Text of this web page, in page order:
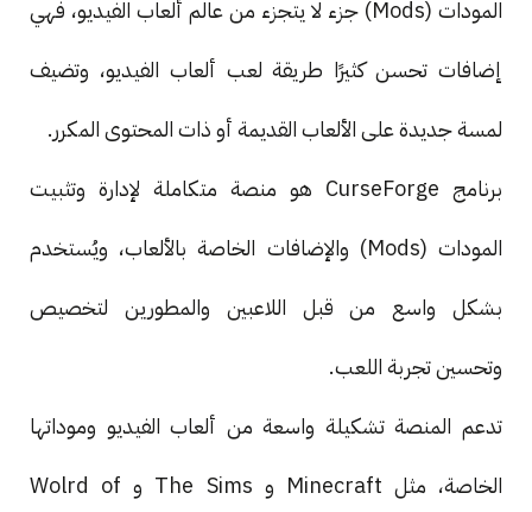
المودات (Mods) جزء لا يتجزء من عالم ألعاب الفيديو، فهي
إضافات تحسن كثيرًا طريقة لعب ألعاب الفيديو، وتضيف
لمسة جديدة على الألعاب القديمة أو ذات المحتوى المكرر.
برنامج CurseForge هو منصة متكاملة لإدارة وتثبيت
المودات (Mods) والإضافات الخاصة بالألعاب، ويُستخدم
بشكل واسع من قبل اللاعبين والمطورين لتخصيص
وتحسين تجربة اللعب.
تدعم المنصة تشكيلة واسعة من ألعاب الفيديو وموداتها
الخاصة، مثل Minecraft و The Sims و Wolrd of